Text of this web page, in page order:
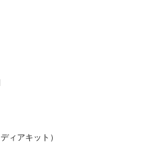
ィアキット）